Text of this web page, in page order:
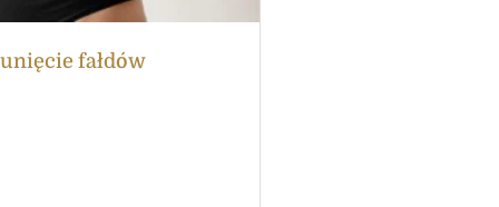
fałdów